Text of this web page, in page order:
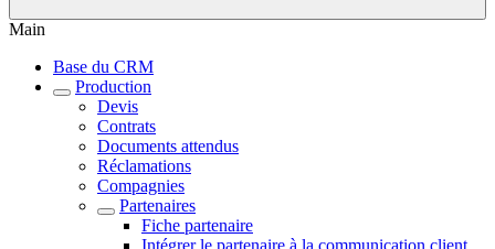
Main
Base du CRM
Production
Devis
Contrats
Documents attendus
Réclamations
Compagnies
Partenaires
Fiche partenaire
Intégrer le partenaire à la communication client